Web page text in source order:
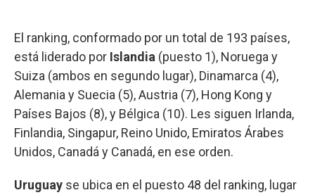
El ranking, conformado por un total de 193 países,
está liderado por Islandia (puesto 1), Noruega y
Suiza (ambos en segundo lugar), Dinamarca (4),
Alemania y Suecia (5), Austria (7), Hong Kong y
Países Bajos (8), y Bélgica (10). Les siguen Irlanda,
Finlandia, Singapur, Reino Unido, Emiratos Árabes
Unidos, Canadá y Canadá, en ese orden.
Uruguay se ubica en el puesto 48 del ranking, lugar